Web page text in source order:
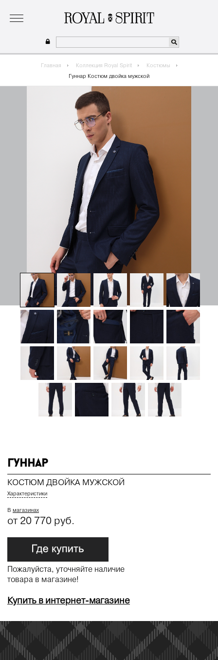
сотрудничество где купить
Главная Коллекция Royal Spirit
Костюмы
Гуннар Костюм двойка мужской
Гуннар
КОСТЮМ ДВОЙКА МУЖСКОЙ
Характеристики
В магазинах
от 20 770 руб.
Пожалуйста, уточняйте наличие
товара в магазине!
Купить в интернет-магазине